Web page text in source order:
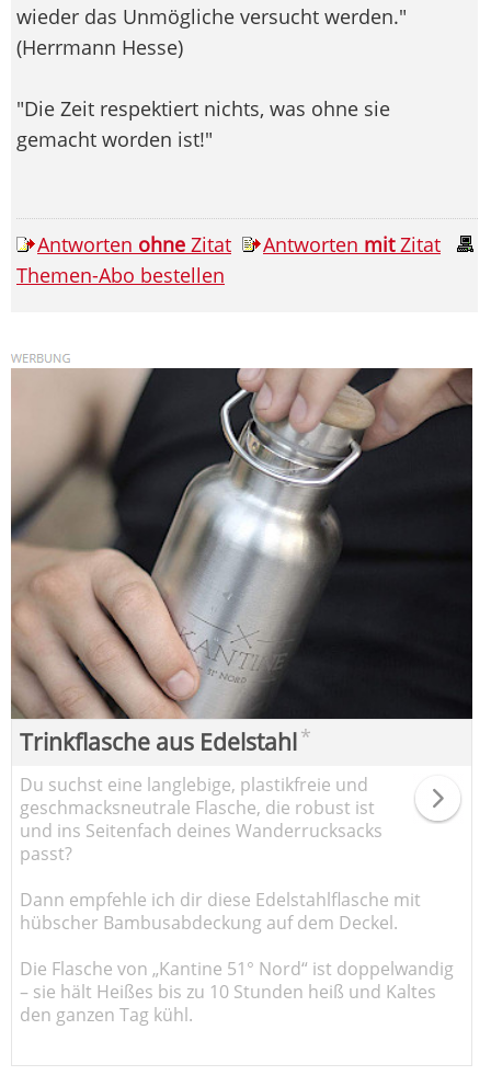
wieder das Unmögliche versucht werden."
(Herrmann Hesse)
"Die Zeit respektiert nichts, was ohne sie
gemacht worden ist!"
Antworten ohne Zitat Antworten mitZitat
Themen-Abo bestellen
Trinkflasche aus Edelstahl*
Du suchst eine langlebige, plastikfreie und
geschmacksneutrale Flasche, die robust ist
und ins Seitenfach deines Wanderrucksacks
passt?
Dann empfehle ich dir diese Edelstahlflasche mit
hübscher Bambusabdeckung auf dem Deckel.
Die Flasche von „Kantine 51° Nord“ ist doppelwandig
– sie hält Heißes bis zu 10 Stunden heiß und Kaltes
den ganzen Tag kühl.